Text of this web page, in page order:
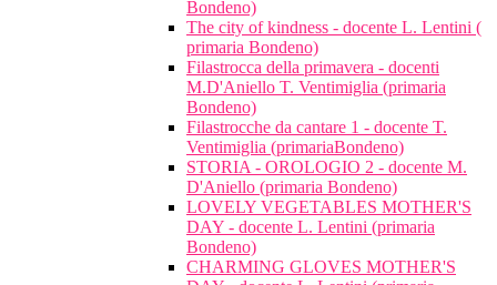
Bondeno)
The city of kindness - docente L. Lentini (
primaria Bondeno)
Filastrocca della primavera - docenti
M.D'Aniello T. Ventimiglia (primaria
Bondeno)
Filastrocche da cantare 1 - docente T.
Ventimiglia (primariaBondeno)
STORIA - OROLOGIO 2 - docente M.
D'Aniello (primaria Bondeno)
LOVELY VEGETABLES MOTHER'S
DAY - docente L. Lentini (primaria
Bondeno)
CHARMING GLOVES MOTHER'S